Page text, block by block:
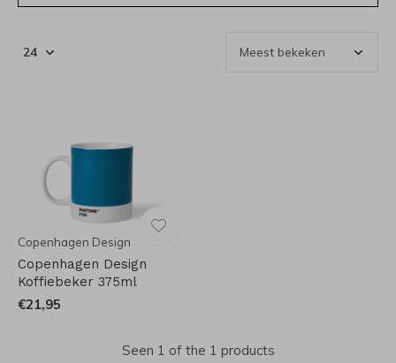
Copenhagen Design
Copenhagen Design
Koffiebeker 375ml
€21,95
Seen 1 of the 1 products